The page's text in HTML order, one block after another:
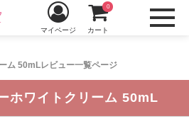
ム 50mLレビュー一覧ページ
マイページ カート
0
ホワイトクリーム 50mL